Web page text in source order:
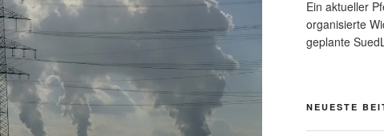
Ein aktueller
organisierte
geplante
NEUESTE